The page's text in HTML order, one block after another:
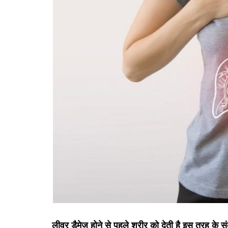
लीवर डैमेज होने से पहले शरीर को देती है इस तरह के